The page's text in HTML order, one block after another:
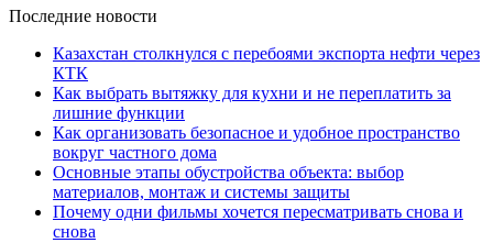
Последние новости
Казахстан столкнулся с перебоями экспорта нефти через
КТК
Как выбрать вытяжку для кухни и не переплатить за
лишние функции
Как организовать безопасное и удобное пространство
вокруг частного дома
Основные этапы обустройства объекта: выбор
материалов, монтаж и системы защиты
Почему одни фильмы хочется пересматривать снова и
снова